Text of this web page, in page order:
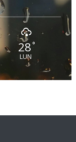
28°
LUN